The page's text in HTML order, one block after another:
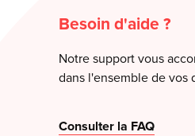
Besoin d'aide ?
Notre support vous
dans l'ensemble de vos
Consulter la FAQ